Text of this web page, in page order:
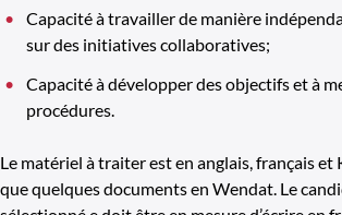
Capacité à travailler de manière
sur des initiatives collaboratives;
Capacité à développer des objectifs et à
procédures.
Le matériel à traiter est en anglais, français et
que quelques documents en Wendat. Le